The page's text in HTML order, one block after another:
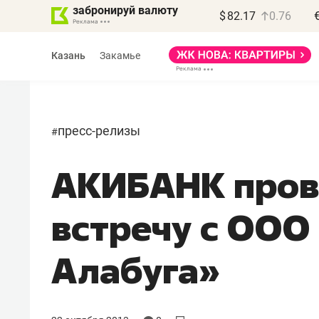
забронируй валюту $ 82.17 0.76
Казань Закамье
#пресс-релизы
АКИБАНК
встречу с
Алабуга»